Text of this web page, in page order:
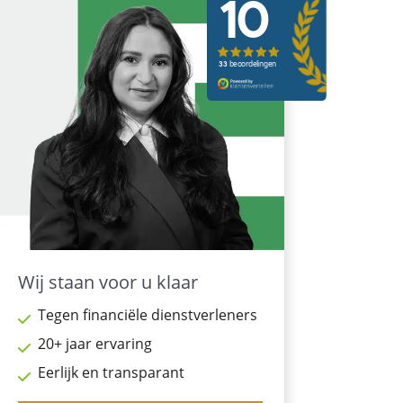
Wij staan voor u klaar
Tegen financiële dienstverleners
20+ jaar ervaring
Eerlijk en transparant